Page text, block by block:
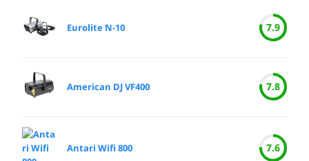
Eurolite N-10 7.9
American DJ VF400 7.8
Antari Wifi 800 7.6